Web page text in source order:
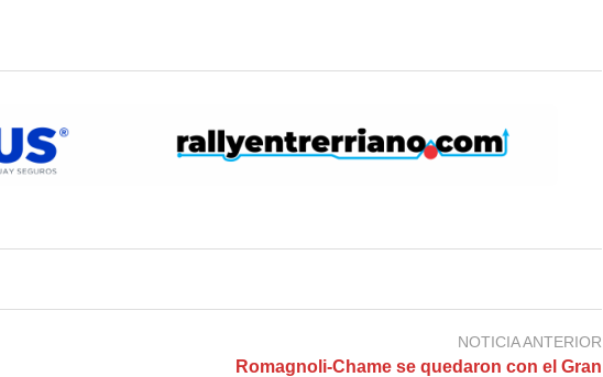
NOTICIA ANTERIOR
Romagnoli-Chame se quedaron con el Gran